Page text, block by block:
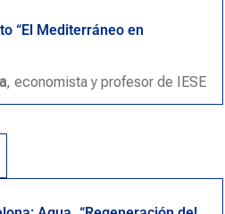
“El Mediterráneo en
, economista y profesor de IESE